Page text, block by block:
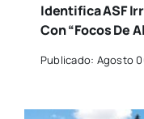
Identifica ASF
Con “focos De
Publicado: Agosto